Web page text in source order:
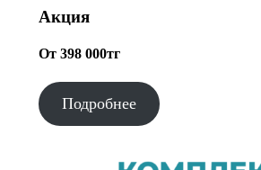
Акция
От 398 000тг
Подробнее